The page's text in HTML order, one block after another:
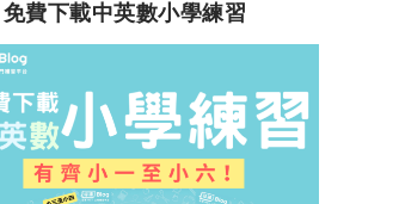
免費下載中英數小學練習